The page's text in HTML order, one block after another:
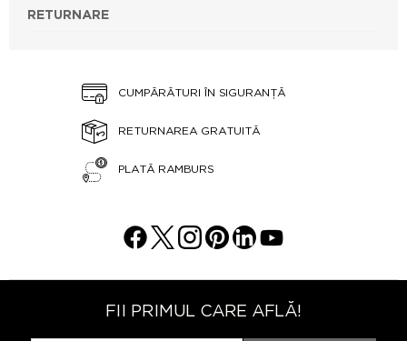
RETURNARE
CUMPĂRĂTURI ÎN SIGURANȚĂ
RETURNAREA GRATUITĂ
PLATĂ RAMBURS
FII PRIMUL CARE AFLĂ!